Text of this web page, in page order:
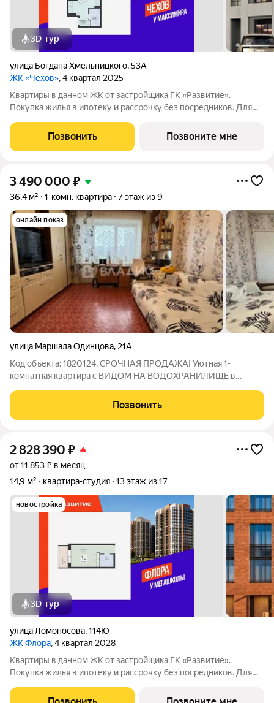
3D-тур
улица Богдана Хмельницкого,53А
ЖК «Чехов», 4 квартал 2025
Квартиры в данном ЖК от застройщика ГК «Развитие».
Покупка жилья в ипотеку и рассрочку без посредников. Для
обращайтесь в отдел продаж застройщика.
Позвонить Позвоните мне
3 490 000 ₽
36,4 м² 1-комн. квартира 7 этаж из 9
онлайн показ
улица Маршала Одинцова, 21А
Код объекта: 1820124. СРОЧНАЯ ПРОДАЖА! Уютная 1-
комнатная квартира с ВИДОМ НА ВОДОХРАНИЛИЩЕ в
для первого жилья или инвестиции! ВАРИАНТ ОБМЕНА
Позвонить
2 828 390 ₽
от 11 853 ₽ в месяц
14,9 м²
квартира-студия 13 этаж из 17
новостройка
3D-тур
улица Ломоносова,114Ю
ЖК Флора, 4 квартал 2028
Квартиры в данном ЖК от застройщика ГК «Развитие».
Покупка жилья в ипотеку и рассрочку без посредников. Для
обращайтесь в отдел продаж застройщика.